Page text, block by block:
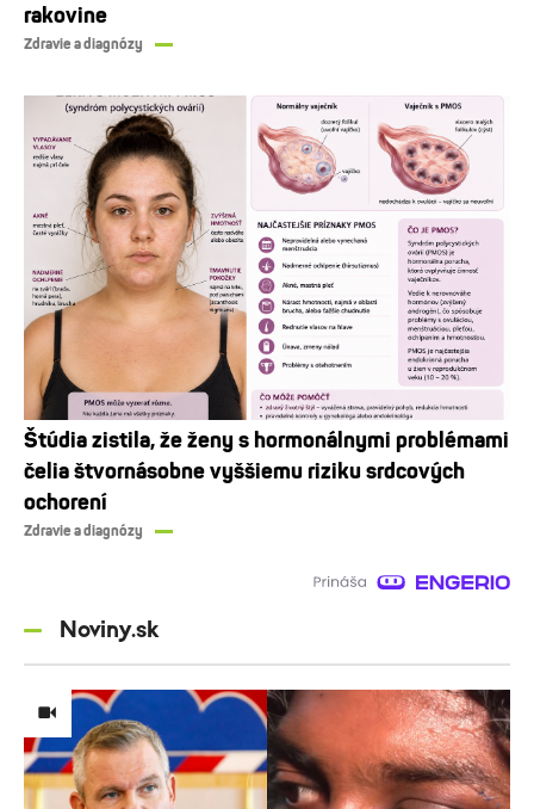
rakovine
Zdravie a diagnózy
Štúdia zistila, že ženy s hormonálnymi problémami
čelia štvornásobne vyššiemu riziku srdcových
ochorení
Zdravie a diagnózy
Noviny.sk